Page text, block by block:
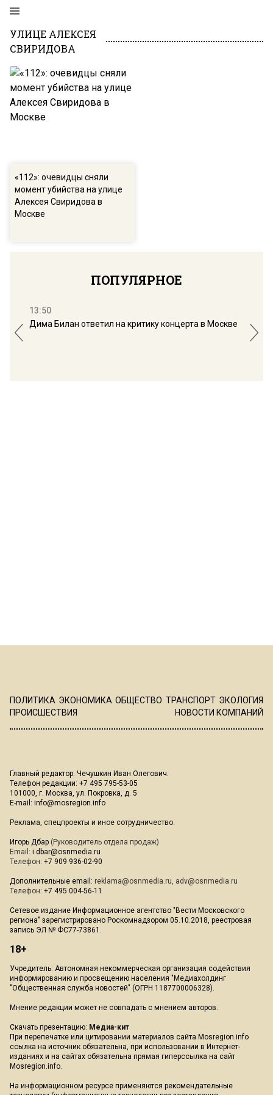
УЛИЦЕ АЛЕКСЕЯ
СВИРИДОВА
«112»: очевидцы сняли
момент убийства на улице
Алексея Свиридова в
Москве
ПОПУЛЯРНОЕ
13:50
Дима Билан ответил на критику концерта в Москве
ПОЛИТИКА ЭКОНОМИКА ОБЩЕСТВО ТРАНСПОРТ ЭКОЛОГИЯ
ПРОИСШЕСТВИЯ
НОВОСТИ КОМПАНИЙ
Главный редактор: Чечушкин Иван Олегович.
Телефон редакции: +7 495 795-53-05
101000, г. Москва, ул. Покровка, д. 5
E-mail: info@mosregion.info
Реклама, спецпроекты и иное сотрудничество:
Игорь Дбар (Руководитель отдела продаж)
Email: i.dbar@osnmedia.ru
Телефон: +7 909 936-02-90
Дополнительные email: reklama@osnmedia.ru, adv@osnmedia.ru
Телефон: +7 495 004-56-11
Сетевое издание Информационное агентство "Вести Московского
региона" зарегистрировано Роскомнадзором 05.10.2018, реестровая
запись ЭЛ № ФС77-73861.
18+
Учредитель: Автономная некоммерческая организация содействия
информированию и просвещению населения "Медиахолдинг
"Общественная служба новостей" (ОГРН 1187700006328).
Мнение редакции может не совпадать с мнением авторов.
Скачать презентацию: Медиа-кит
При перепечатке или цитировании материалов сайта Mosregion.info
ссылка на источник обязательна, при использовании в Интернет-
изданиях и на сайтах обязательна прямая гиперссылка на сайт
Mosregion.info.
На информационном ресурсе применяются рекомендательные